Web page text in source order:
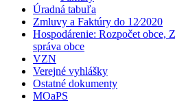
Úradná tabuľa
Zmluvy a Faktúry do 12⁄2020
Hospodárenie: Rozpočet obce,
správa obce
VZN
Verejné vyhlášky
Ostatné dokumenty
MOaPS